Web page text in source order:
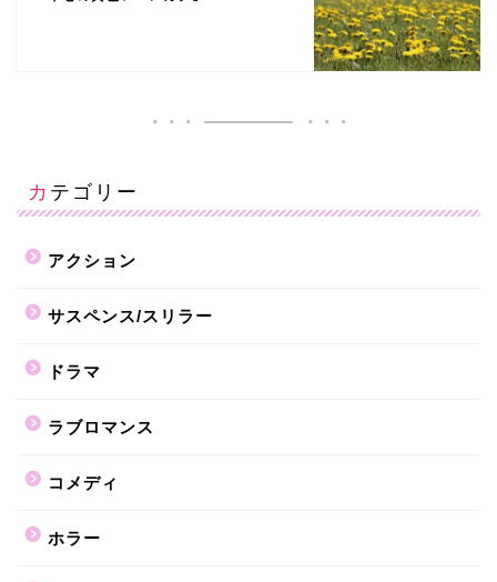
カテゴリー
アクション
サスペンス/スリラー
ドラマ
ラブロマンス
コメディ
ホラー